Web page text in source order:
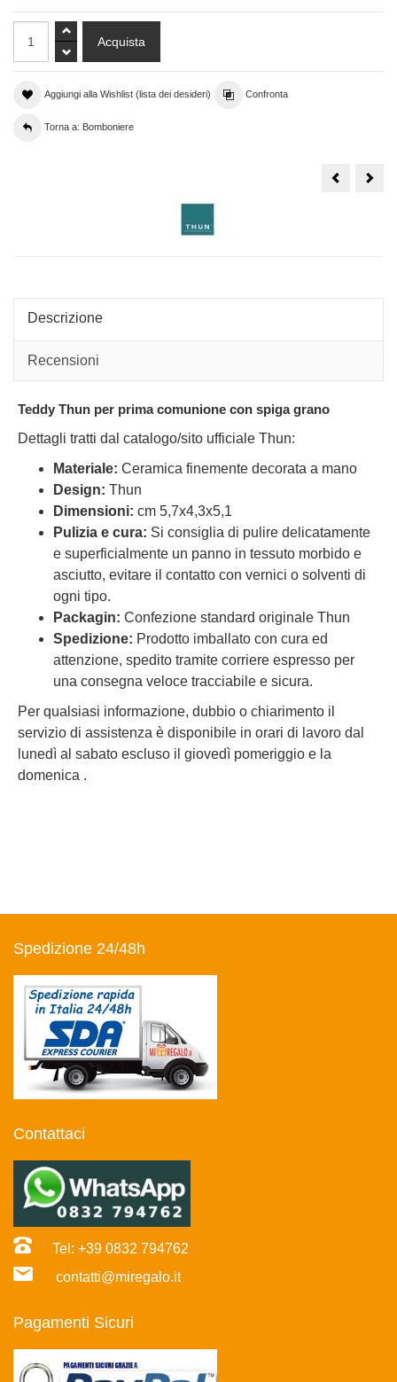
Aggiungi alla Wishlist (lista dei desideri) Confronta
Torna a: Bomboniere
Bimbo
Descrizione
Recensioni
Teddy Thun per prima comunione con spiga grano
Dettagli tratti dal catalogo/sito ufficiale Thun:
Materiale: Ceramica finemente decorata a mano
Design: Thun
Dimensioni: cm 5,7x4,3x5,1
Pulizia e cura: Si consiglia di pulire delicatamente
e superficialmente un panno in tessuto morbido e
asciutto, evitare il contatto con vernici o solventi di
ogni tipo.
Packagin: Confezione standard originale Thun
Spedizione: Prodotto imballato con cura ed
attenzione, spedito tramite corriere espresso per
una consegna veloce tracciabile e sicura.
Per qualsiasi informazione, dubbio o chiarimento il
servizio di assistenza è disponibile in orari di lavoro dal
lunedì al sabato escluso il giovedì pomeriggio e la
domenica .
Spedizione 24/48h
Contattaci
Tel: +39 0832 794762
contatti@miregalo.it
Pagamenti Sicuri